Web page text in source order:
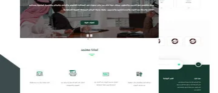
تصميم منصة معتمد للتدريب
التفاصيل